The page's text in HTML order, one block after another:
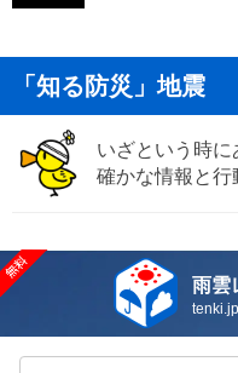
「知る防災」地震
いざという時に
確かな情報と
雨雲